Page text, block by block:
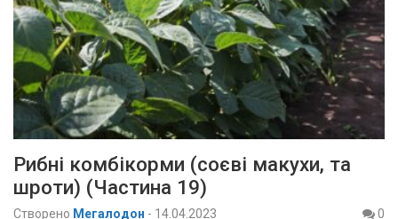
Рибні комбікорми (соєві макухи, та
шроти) (Частина 19)
Створено Мегалодон - 14.04.2023
0